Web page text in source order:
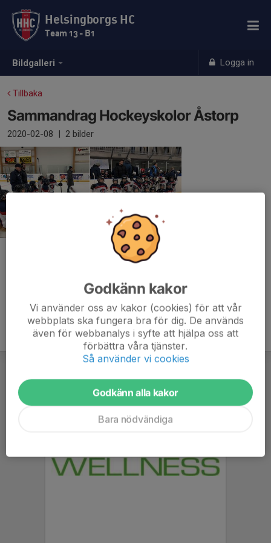
Bildgalleri Logga in
Helsingborgs HC
Team 13 - B1
Tillbaka
Sammandrag Hockeyskolor Åstorp
2020-02-08 | 2 bilder
Godkänn kakor
Vi använder oss av kakor (cookies) för att vår
webbplats ska fungera bra för dig. De används
även för webbanalys i syfte att hjälpa oss att
förbättra våra tjänster.
Så använder vi cookies
Godkänn alla kakor
Bara nödvändiga